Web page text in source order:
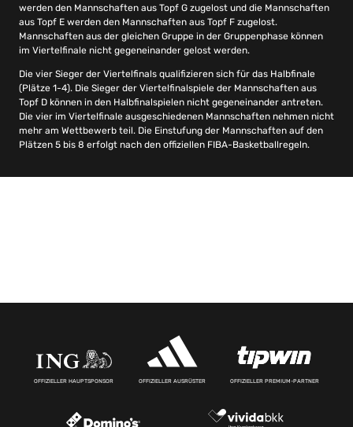
werden den Mannschaften aus Topf G zugelost und die Mannschaften
aus Topf E werden den Mannschaften aus Topf F zugelost.
Mannschaften aus der gleichen Gruppe in der Gruppenphase können
im Viertelfinale nicht gegeneinander gelost werden.
Die vier Sieger der Viertelfinals qualifizieren sich für das Halbfinale
(Plätze 1-4). Die Sieger der Viertelfinalspiele der Mannschaften aus
Topf D können in den Halbfinalspielen nicht gegeneinander antreten.
Die vier im Viertelfinale ausgeschiedenen Mannschaften nehmen nicht
mehr am Wettbewerb teil. Die Einstufung der Mannschaften auf den
Plätzen 5 bis 8 erfolgt nach den offiziellen FIBA-Basketballregeln.
OFFIZIELLER HAUPTSPONSOR OFFIZIELLER AUSRÜSTER OFFIZIELLER PREMIUM-PARTNER